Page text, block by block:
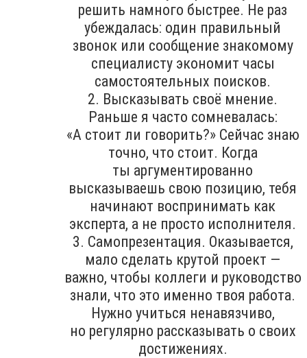
решить намного быстрее. Не раз
убеждалась: один правильный
звонок или сообщение знакомому
специалисту экономит часы
самостоятельных поисков.
2. Высказывать своё мнение.
Раньше я часто сомневалась:
«А стоит ли говорить?» Сейчас знаю
точно, что стоит. Когда
ты аргументированно
высказываешь свою позицию, тебя
начинают воспринимать как
эксперта, а не просто исполнителя.
3. Самопрезентация. Оказывается,
мало сделать крутой проект —
важно, чтобы коллеги и руководство
знали, что это именно твоя работа.
Нужно учиться ненавязчиво,
но регулярно рассказывать о своих
достижениях.